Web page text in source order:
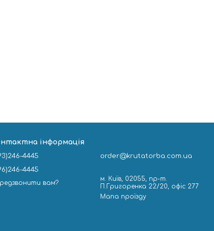
інформація
4445
4445
вам?
order@krutatorba.com.ua
м. Київ, 02055, пр-т.
П.Григоренка 22/20, офіс 277
Мапа проїзду